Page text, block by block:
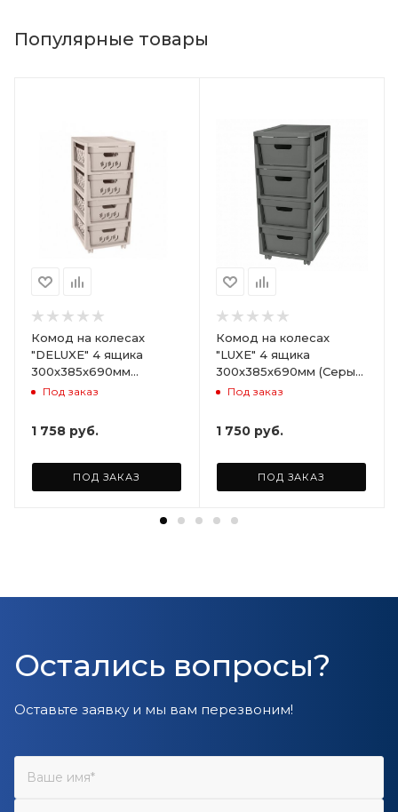
Популярные товары
Комод на колесах
"DELUXE" 4 ящика
300х385х690мм
(Светло-бежевый)
Под заказ
1 758 руб.
ПОД ЗАКАЗ
Комод на колесах
"LUXE" 4 ящика
300х385х690мм (Серый)
ARD258086
Под заказ
1 750 руб.
ПОД ЗАКАЗ
Остались вопросы?
Оставьте заявку и мы вам перезвоним!